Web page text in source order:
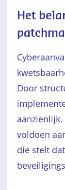
Het
Door
voldoen
die stelt